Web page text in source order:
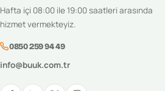
Hafta içi 08:00 ile 19:00 saatleri arasında
hizmet vermekteyiz.
0850 259 94 49
info@buuk.com.tr